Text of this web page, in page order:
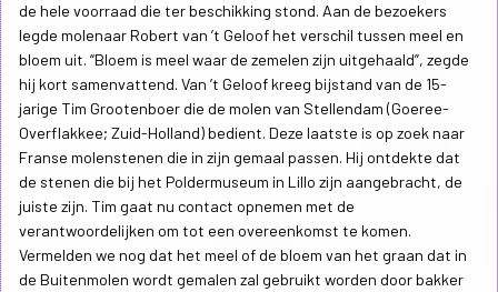
de hele voorraad die ter beschikking stond. Aan de bezoekers
legde molenaar Robert van ’t Geloof het verschil tussen meel en
bloem uit. “Bloem is meel waar de zemelen zijn uitgehaald”, zegde
hij kort samenvattend. Van ’t Geloof kreeg bijstand van de 15-
jarige Tim Grootenboer die de molen van Stellendam (Goeree-
Overflakkee; Zuid-Holland) bedient. Deze laatste is op zoek naar
Franse molenstenen die in zijn gemaal passen. Hij ontdekte dat
de stenen die bij het Poldermuseum in Lillo zijn aangebracht, de
juiste zijn. Tim gaat nu contact opnemen met de
verantwoordelijken om tot een overeenkomst te komen.
Vermelden we nog dat het meel of de bloem van het graan dat in
de Buitenmolen wordt gemalen zal gebruikt worden door bakker